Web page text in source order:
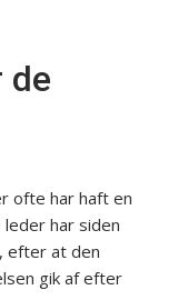
de
ofte har haft en
har siden
efter at den
gik af efter